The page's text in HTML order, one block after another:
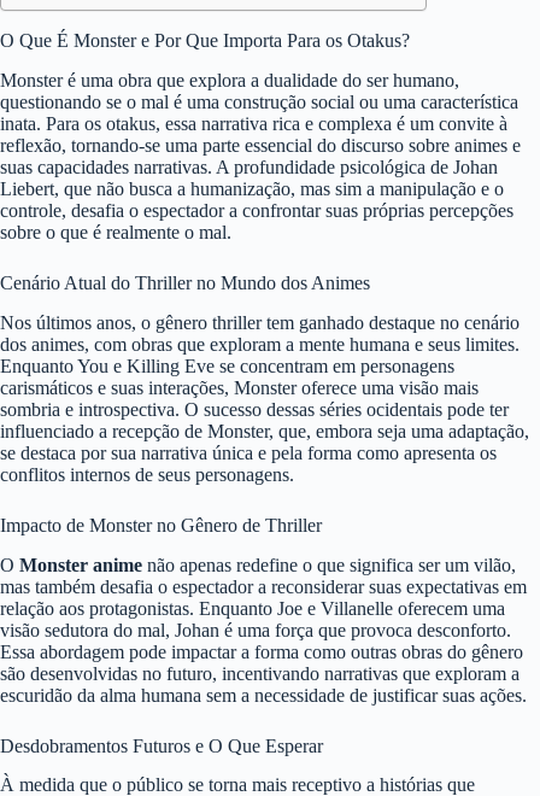
O Que É Monster e Por Que Importa Para os Otakus?
Monster é uma obra que explora a dualidade do ser humano,
questionando se o mal é uma construção social ou uma característica
inata. Para os otakus, essa narrativa rica e complexa é um convite à
reflexão, tornando-se uma parte essencial do discurso sobre animes e
suas capacidades narrativas. A profundidade psicológica de Johan
Liebert, que não busca a humanização, mas sim a manipulação e o
controle, desafia o espectador a confrontar suas próprias percepções
sobre o que é realmente o mal.
Cenário Atual do Thriller no Mundo dos Animes
Nos últimos anos, o gênero thriller tem ganhado destaque no cenário
dos animes, com obras que exploram a mente humana e seus limites.
Enquanto You e Killing Eve se concentram em personagens
carismáticos e suas interações, Monster oferece uma visão mais
sombria e introspectiva. O sucesso dessas séries ocidentais pode ter
influenciado a recepção de Monster, que, embora seja uma adaptação,
se destaca por sua narrativa única e pela forma como apresenta os
conflitos internos de seus personagens.
Impacto de Monster no Gênero de Thriller
O Monster anime não apenas redefine o que significa ser um vilão,
mas também desafia o espectador a reconsiderar suas expectativas em
relação aos protagonistas. Enquanto Joe e Villanelle oferecem uma
visão sedutora do mal, Johan é uma força que provoca desconforto.
Essa abordagem pode impactar a forma como outras obras do gênero
são desenvolvidas no futuro, incentivando narrativas que exploram a
escuridão da alma humana sem a necessidade de justificar suas ações.
Desdobramentos Futuros e O Que Esperar
À medida que o público se torna mais receptivo a histórias que